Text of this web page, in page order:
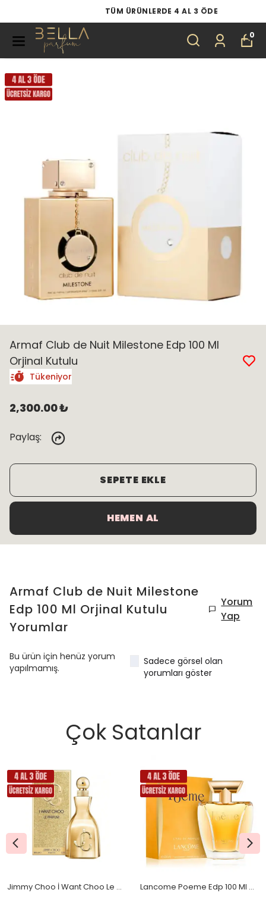
TÜM ÜRÜNLERDE 4 AL 3 ÖDE
0
Armaf Club de Nuit Milestone Edp 100 Ml
Orjinal Kutulu
Tükeniyor
2,300.00 ₺
Paylaş:
SEPETE EKLE
HEMEN AL
Armaf Club de Nuit Milestone
Edp 100 Ml Orjinal Kutulu
Yorumlar
Yorum
Yap
Bu ürün için henüz yorum
yapılmamış.
Sadece görsel olan
yorumları göster
Çok Satanlar
Jimmy Choo İ Want Choo Le Parfum Edp 100 Ml Orjinal Kutulu Lancome Poeme Edp 100 Ml Orjinal Kutulu